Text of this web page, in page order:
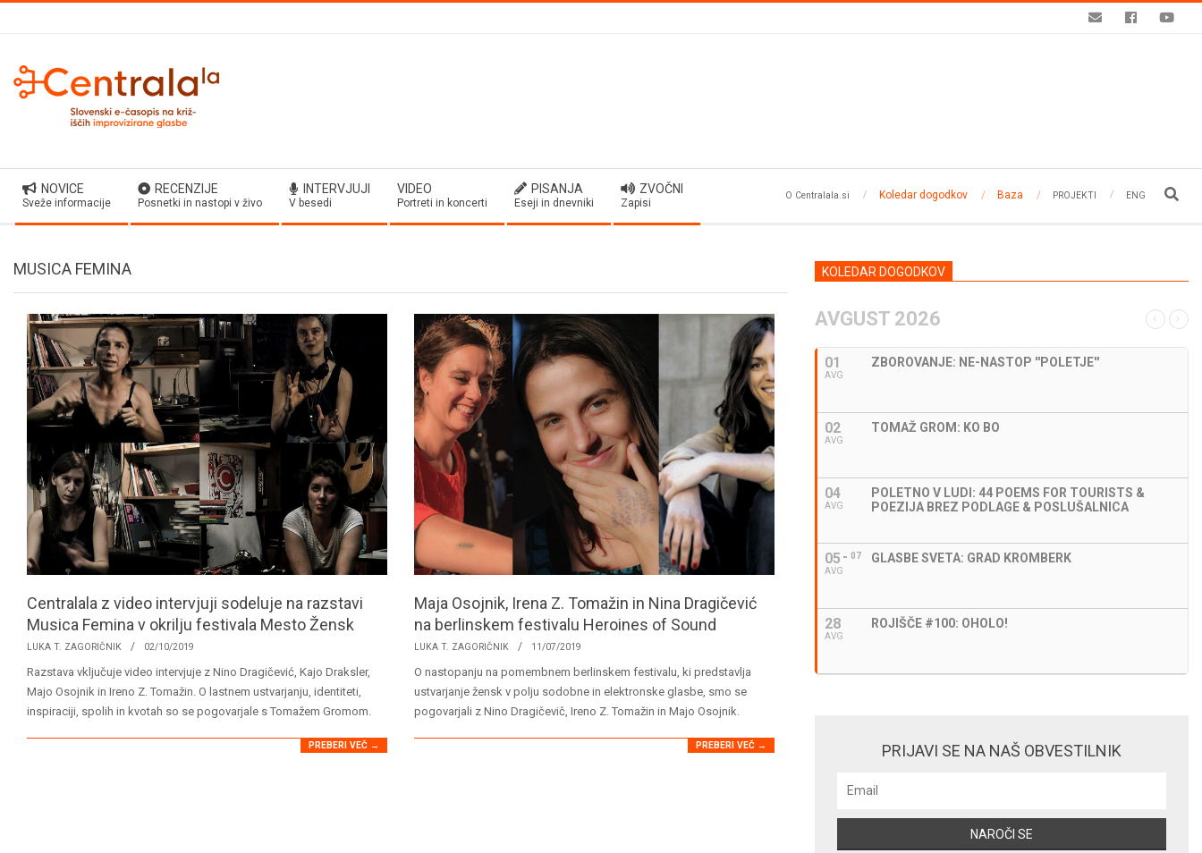
content
Secondary
Navigation
NOVICE
Sveže informacije
RECENZIJE
Posnetki in nastopi v živo
INTERVJUJI
V besedi
VIDEO
Portreti in koncerti
PISANJA
Eseji in dnevniki
ZVOČNI
Zapisi
O Centralala.si Koledar dogodkov Baza PROJEKTI ENG Search
MUSICA FEMINA
Centralala z video intervjuji sodeluje na razstavi
Musica Femina v okrilju festivala Mesto Žensk
2019-
10-
02
LUKA T. ZAGORIČNIK 02/10/2019
Razstava vključuje video intervjuje z Nino Dragičević, Kajo Draksler,
Majo Osojnik in Ireno Z. Tomažin. O lastnem ustvarjanju, identiteti,
inspiraciji, spolih in kvotah so se pogovarjale s Tomažem Gromom.
PREBERI VEČ →
Maja Osojnik, Irena Z. Tomažin in Nina Dragičević
na berlinskem festivalu Heroines of Sound
2019-
07-
LUKA T. ZAGORIČNIK 11/07/2019
O nastopanju na pomembnem berlinskem festivalu, ki predstavlja
ustvarjanje žensk v polju sodobne in elektronske glasbe, smo se
pogovarjali z Nino Dragičevič, Ireno Z. Tomažin in Majo Osojnik.
PREBERI VEČ →
KOLEDAR DOGODKOV
AVGUST 2026
01
AVG
ZBOROVANJE: NE-NASTOP ''POLETJE''
02
AVG
TOMAŽ GROM: KO BO
04
AVG
POLETNO V LUDI: 44 POEMS FOR TOURISTS &
POEZIJA BREZ PODLAGE & POSLUŠALNICA
05
AVG
07 GLASBE SVETA: GRAD KROMBERK
28
AVG
ROJIŠČE #100: OHOLO!
PRIJAVI SE NA NAŠ OBVESTILNIK